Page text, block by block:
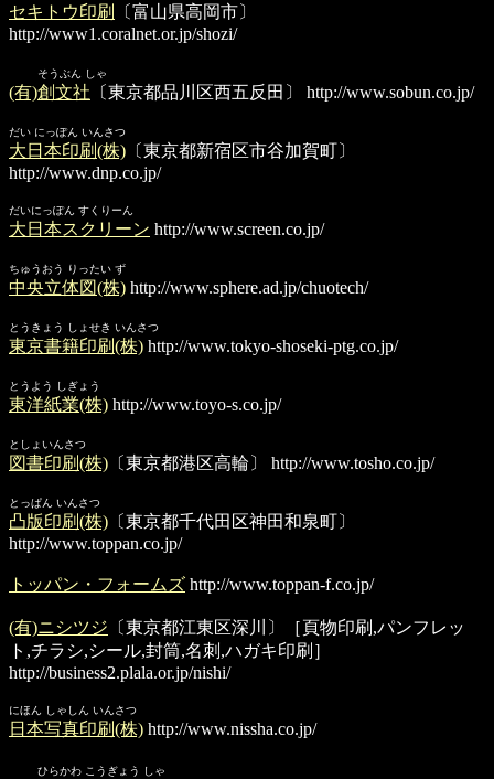
セキトウ印刷
〔富山県高岡市〕
http://www1.coralnet.or.jp/shozi/
そうぶん しゃ
(有)創文社 〔東京都品川区西五反田〕 http://www.sobun.co.jp/
だい にっぽん いんさつ
大日本印刷(株) 〔東京都新宿区市谷加賀町〕
http://www.dnp.co.jp/
だいにっぽん すくりーん
大日本スクリーン http://www.screen.co.jp/
ちゅうおう りったい ず
中央立体図(株) http://www.sphere.ad.jp/chuotech/
とうきょう しょせき いんさつ
東京書籍印刷(株) http://www.tokyo-shoseki-ptg.co.jp/
とうよう しぎょう
東洋紙業(株) http://www.toyo-s.co.jp/
としょいんさつ
図書印刷(株) 〔東京都港区高輪〕 http://www.tosho.co.jp/
とっぱん いんさつ
凸版印刷(株) 〔東京都千代田区神田和泉町〕
http://www.toppan.co.jp/
トッパン・フォームズ http://www.toppan-f.co.jp/
(有)ニシツジ 〔東京都江東区深川〕［頁物印刷,パンフレッ
ト,チラシ,シール,封筒,名刺,ハガキ印刷］
http://business2.plala.or.jp/nishi/
にほん しゃしん いんさつ
日本写真印刷(株) http://www.nissha.co.jp/
ひらかわ こうぎょう しゃ